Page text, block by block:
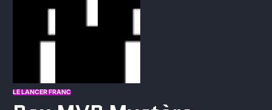
LE LANCER FRANC